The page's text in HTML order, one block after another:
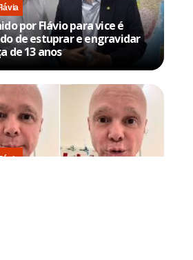
por Flávio para vice é
de estuprar e engravidar
de 13 anos